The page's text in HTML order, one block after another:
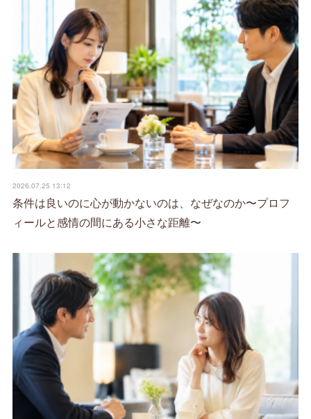
2026.07.25 13:12
条件は良いのに心が動かないのは、なぜなのか〜プロフ
ィールと感情の間にある小さな距離〜